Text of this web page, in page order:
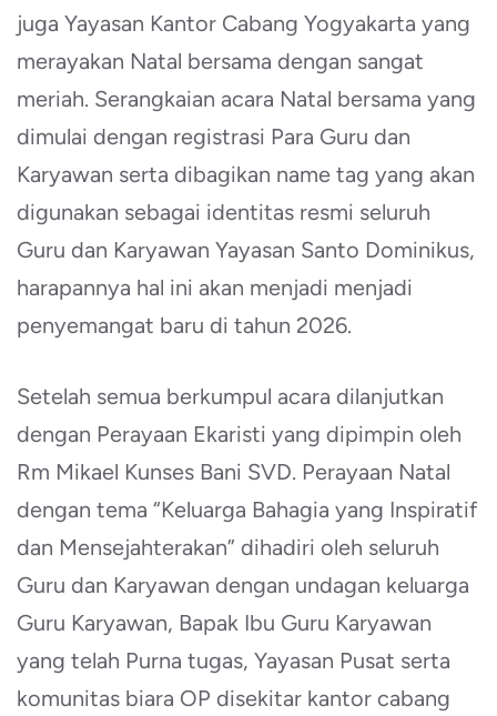
juga Yayasan Kantor Cabang Yogyakarta yang
merayakan Natal bersama dengan sangat
meriah. Serangkaian acara Natal bersama yang
dimulai dengan registrasi Para Guru dan
Karyawan serta dibagikan name tag yang akan
digunakan sebagai identitas resmi seluruh
Guru dan Karyawan Yayasan Santo Dominikus,
harapannya hal ini akan menjadi menjadi
penyemangat baru di tahun 2026.
Setelah semua berkumpul acara dilanjutkan
dengan Perayaan Ekaristi yang dipimpin oleh
Rm Mikael Kunses Bani SVD. Perayaan Natal
dengan tema “Keluarga Bahagia yang Inspiratif
dan Mensejahterakan” dihadiri oleh seluruh
Guru dan Karyawan dengan undagan keluarga
Guru Karyawan, Bapak Ibu Guru Karyawan
yang telah Purna tugas, Yayasan Pusat serta
komunitas biara OP disekitar kantor cabang